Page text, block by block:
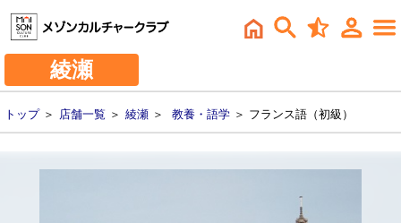
綾瀬
トップ＞ 店舗一覧 ＞ 綾瀬 ＞ 教養・語学 ＞ フランス語（初級）